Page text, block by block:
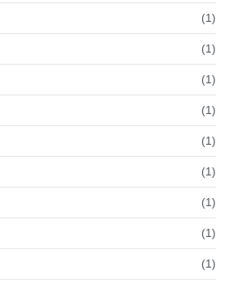
(1)
(1)
(1)
(1)
(1)
(1)
(1)
(1)
(1)